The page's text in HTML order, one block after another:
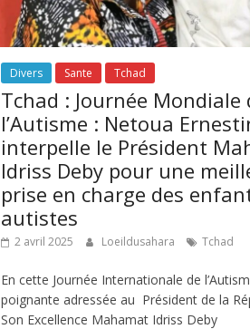
Divers Sante Tchad
Tchad : Journée Mondiale
l’Autisme : Netoua
interpelle le Président
Idriss Deby pour une
prise en charge des
autistes
2 avril 2025 Loeildusahara Tchad
En cette Journée Internationale de
poignante adressée au Président de la
Son Excellence Mahamat Idriss Deby